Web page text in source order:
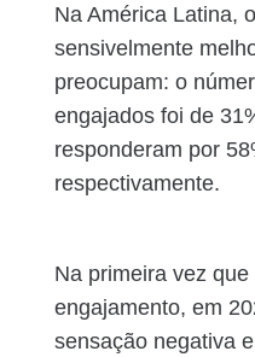
Na América Latina,
sensivelmente
preocupam: o
engajados foi de
responderam por
respectivamente.
Na primeira vez
engajamento, em
sensação negativa